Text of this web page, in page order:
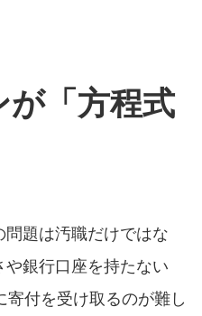
が「方程式
題は汚職だけではな
や銀行口座を持たない
寄付を受け取るのが難し